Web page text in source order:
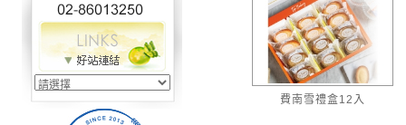
費南雪禮盒12入